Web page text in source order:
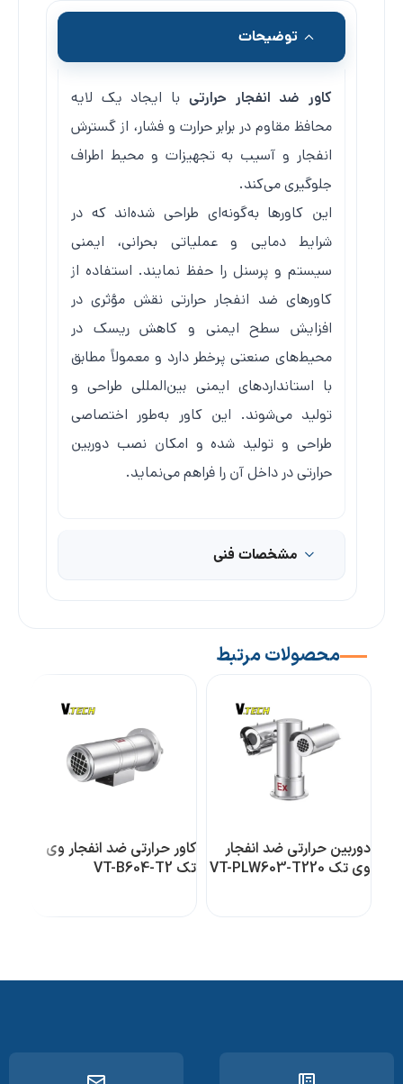
توضیحات
کاور ضد انفجار حرارتی با ایجاد یک لایه
محافظ مقاوم در برابر حرارت و فشار، از گسترش
انفجار و آسیب به تجهیزات و محیط اطراف
جلوگیری می‌کند.
این کاورها به‌گونه‌ای طراحی شده‌اند که در
شرایط دمایی و عملیاتی بحرانی، ایمنی
سیستم و پرسنل را حفظ نمایند. استفاده از
کاورهای ضد انفجار حرارتی نقش مؤثری در
افزایش سطح ایمنی و کاهش ریسک در
محیط‌های صنعتی پرخطر دارد و معمولاً مطابق
با استانداردهای ایمنی بین‌المللی طراحی و
تولید می‌شوند. این کاور به‌طور اختصاصی
طراحی و تولید شده و امکان نصب دوربین
حرارتی در داخل آن را فراهم می‌نماید.
مشخصات فنی
محصولات مرتبط
دوربین حرارتی ضد انفجار
وی تک VT-PLW603-T220
کاور حرارتی ضد انفجار وی
تک VT-B604-T2